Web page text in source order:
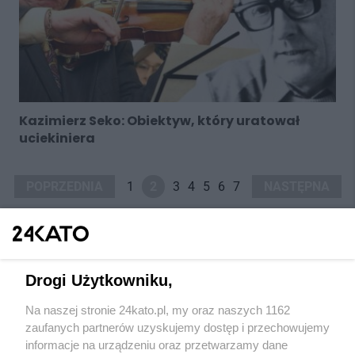
Kazimierz Seko: Obiektyw, który uratował
uciekiniera
1 3 4 5 6 7
Wydawca mediów lokalnych
Drogi Użytkowniku,
Na naszej stronie 24kato.pl, my oraz naszych 1162
zaufanych partnerów uzyskujemy dostęp i przechowujemy
informacje na urządzeniu oraz przetwarzamy dane